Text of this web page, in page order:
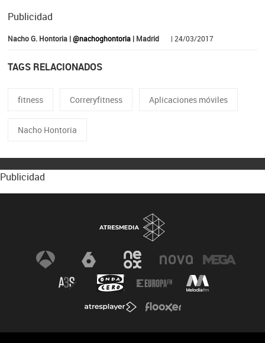
Publicidad
Nacho G. Hontoria |@nachoghontoria| Madrid | 24/03/2017
TAGS RELACIONADOS
fitness Correryfitness Aplicaciones móviles
Nacho Hontoria
Publicidad